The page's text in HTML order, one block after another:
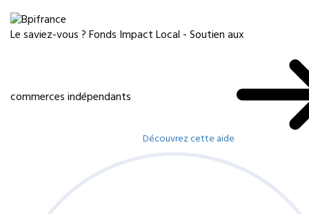
Le saviez-vous ?Fonds Impact Local - Soutien aux
commerces indépendants
Découvrez cette aide